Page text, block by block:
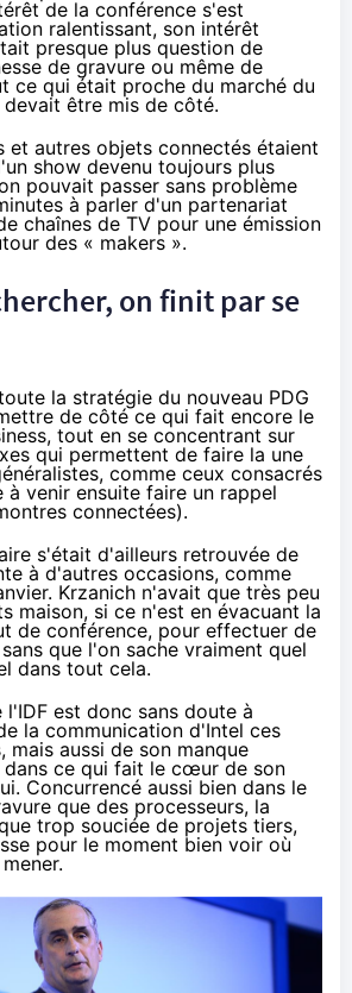
de la conférence s'est
ralentissant, son intérêt
presque plus question de
de gravure ou même de
ce qui était proche du marché du
devait être mis de côté.
et autres objets connectés étaient
show devenu toujours plus
pouvait passer sans problème
à parler d'un partenariat
chaînes de TV pour une émission
des « makers ».
on finit par se
la stratégie du nouveau PDG
de côté ce qui fait encore le
tout en se concentrant sur
qui permettent de faire la une
comme ceux consacrés
venir ensuite faire un rappel
connectées).
s'était d'ailleurs retrouvée de
à d'autres occasions, comme
. Krzanich n'avait que très peu
maison, si ce n'est en évacuant la
de conférence, pour effectuer de
que l'on sache vraiment quel
dans tout cela.
l'IDF est donc sans doute à
la communication d'Intel ces
mais aussi de son manque
dans ce qui fait le cœur de son
Concurrencé aussi bien dans le
que des processeurs, la
trop souciée de projets tiers,
pour le moment bien voir où